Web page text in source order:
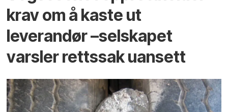
krav om å kaste ut
leverandør –selskapet
varsler rettssak uansett